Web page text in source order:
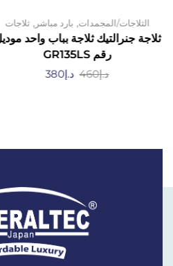
الثلاجات/المجمدات, بارد مباشر , ثلاجات
ثلاجة جنرالتيك ثلاجة بباب واحد
رقم GR135LS
د.إ460 د.إ380